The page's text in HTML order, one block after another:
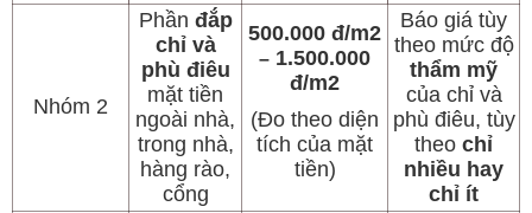
Nhóm 2
Phần đắp
chỉ và
phù điêu
mặt tiền
ngoài nhà,
trong nhà,
hàng rào,
cổng
500.000 đ/m2
– 1.500.000
đ/m2
(Đo theo diện
tích của mặt
tiền)
Báo giá tùy
theo mức độ
thẩm mỹ
của chỉ và
phù điêu, tùy
theo chỉ
nhiều hay
chỉ ít